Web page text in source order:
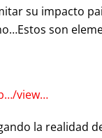
su impacto
son
view…
la realidad